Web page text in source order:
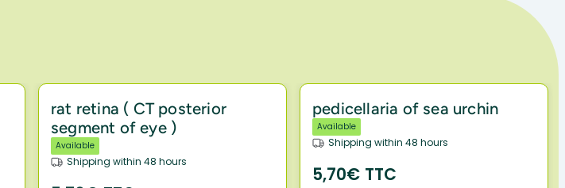
rat retina ( CT posterior
segment of eye )
Available
Shipping within 48 hours
pedicellaria of sea urchin
Available
Shipping within 48 hours
5,70€ TTC